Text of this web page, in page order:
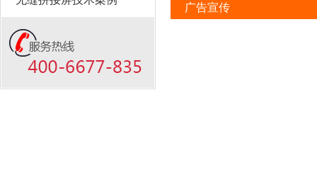
广告宣传